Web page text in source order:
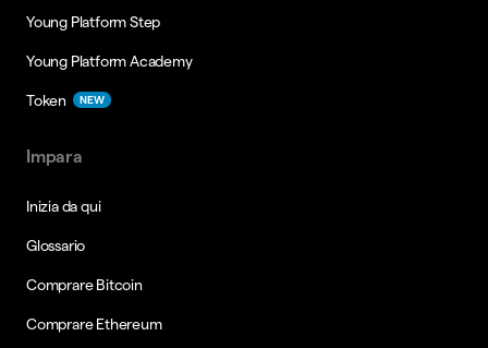
Young Platform Step
Young Platform Academy
Token NEW
Impara
Inizia da qui
Glossario
Comprare Bitcoin
Comprare Ethereum